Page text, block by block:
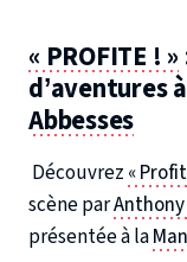
« PROFITE ! »
d’aventures
Abbesses
Découvrez «
scène parAnthony
présentée à la